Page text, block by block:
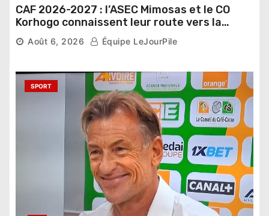
CAF 2026-2027 : l’ASEC Mimosas et le CO
Korhogo connaissent leur route vers la
phase de groupes
Août 6, 2026 Équipe LeJourPile
SPORT